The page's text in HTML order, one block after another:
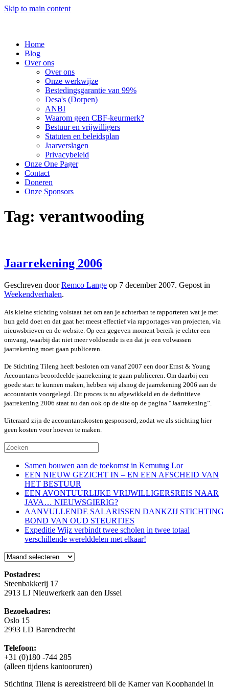
Skip to main content
Home
Blog
Over ons
Over ons
Onze werkwijze
Bestedingsgarantie van 99%
Desa's (Dorpen)
ANBI
Waarom geen CBF-keurmerk?
Bestuur en vrijwilligers
Statuten en beleidsplan
Jaarverslagen
Privacybeleid
Onze One Pager
Contact
Doneren
Onze Sponsors
Tag: verantwooding
Jaarrekening 2006
Geschreven doorRemco Lange op 7 december 2007. Gepost in
Weekendverhalen.
Als kleine stichting volstaat het om aan je achterban te rapporteren wat je met
hun geld doet en dat gaat het meest effectief via rapportages van projecten, via
nieuwsbrieven en de website. Op een gegeven moment bereik je echter een
omvang, waarbij dat niet meer voldoende is en dat je een volwassen
jaarrekening moet gaan publiceren.
De Stichting Tileng heeft besloten om vanaf 2007 een door Ernst & Young
Accountants beoordeelde jaarrekening te gaan publiceren. Om daarbij een
goede start te kunnen maken, hebben wij alsnog de jaarrekening 2006 aan de
accountants voorgelegd. Dit proces is nu afgewikkeld en de definitieve
jaarrekening 2006 staat nu dan ook op de site op de pagina “Jaarrekening”.
Uiteraard zijn de accountantskosten gesponsord, zodat we als stichting hier
geen kosten voor hoeven te maken.
Samen bouwen aan de toekomst in Kemutug Lor
EEN NIEUW GEZICHT IN – EN EEN AFSCHEID VAN
HET BESTUUR
EEN AVONTUURLIJKE VRIJWILLIGERSREIS NAAR
JAVA… NIEUWSGIERIG?
AANVULLENDE SALARISSEN DANKZIJ STICHTING
BOND VAN OUD STEURTJES
Expeditie Wijz verbindt twee scholen in twee totaal
verschillende werelddelen met elkaar!
Blog
Postadres:
Steenbakkerij 17
2913 LJ Nieuwerkerk aan den IJssel
Bezoekadres:
Oslo 15
2993 LD Barendrecht
Telefoon:
+31 (0)180 -744 285
(alleen tijdens kantooruren)
Stichting Tileng is geregistreerd bij de Kamer van Koophandel in